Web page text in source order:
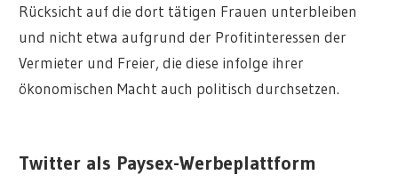
Rücksicht auf die dort tätigen Frauen unterbleiben
und nicht etwa aufgrund der Profitinteressen der
Vermieter und Freier, die diese infolge ihrer
ökonomischen Macht auch politisch durchsetzen.
Twitter als Paysex-Werbeplattform